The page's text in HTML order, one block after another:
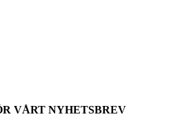
VÅRT NYHETSBREV